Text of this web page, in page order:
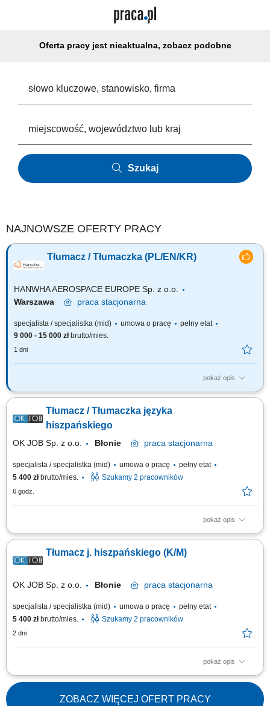
Oferta pracy jest nieaktualna, zobacz podobne
Szukaj
NAJNOWSZE OFERTY PRACY
Tłumacz / Tłumaczka (PL/EN/KR)
HANWHA AEROSPACE EUROPE Sp. z o.o.
Warszawa
praca stacjonarna
specjalista / specjalistka (mid) umowa o pracę
pełny etat
9 000 - 15 000 złbrutto/mies.
1 dni
pokaż opis
Zakres obowiązków Tłumaczenia ustne i pisemne – wsparcie w
bieżących tłumaczeń ustnych. Tworzenie, redagowanie i tłumaczenie
dokumentów – w tym raportów, prezentacji oraz innych dokumentów
Tłumacz / Tłumaczka języka
hiszpańskiego
OK JOB Sp. z o.o. Błonie praca stacjonarna
specjalista / specjalistka (mid) umowa o pracę
pełny etat
5 400 złbrutto/mies. Szukamy 2 pracowników
6 godz.
pokaż opis
Opis stanowiska: Tłumaczenie szkoleń BHP oraz bieżącej komunikacji
rekrutacyjnych i wspieranie pozyskiwania nowych pracowników. Pomoc w
przygotowywaniu dokumentów związanych z zatrudnieniem. Współpraca
Tłumacz j. hiszpańskiego (K/M)
OK JOB Sp. z o.o. Błonie praca stacjonarna
specjalista / specjalistka (mid) umowa o pracę
pełny etat
5 400 złbrutto/mies. Szukamy 2 pracowników
2 dni
pokaż opis
Twój zakres obowiązków Tłumaczenie szkoleń BHP oraz codziennych
zadań; Rekrutacja nowych pracowników; Wsparcie przy administracyjnym
procesie zatrudniania;ZOBACZ WIĘCEJ OFERT PRACY